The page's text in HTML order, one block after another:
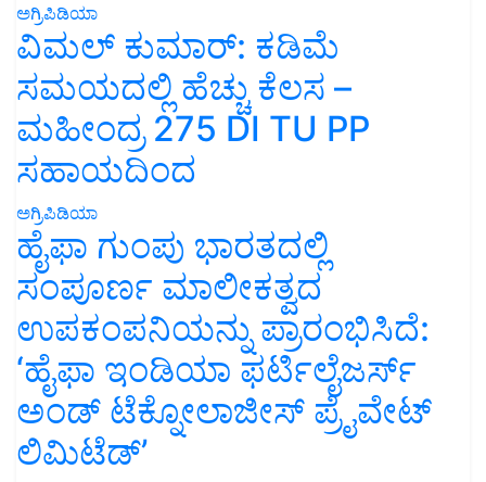
ಅಗ್ರಿಪಿಡಿಯಾ
ವಿಮಲ್ ಕುಮಾರ್: ಕಡಿಮೆ
ಸಮಯದಲ್ಲಿ ಹೆಚ್ಚು ಕೆಲಸ –
ಮಹೀಂದ್ರ 275 DI TU PP
ಸಹಾಯದಿಂದ
ಅಗ್ರಿಪಿಡಿಯಾ
ಹೈಫಾ ಗುಂಪು ಭಾರತದಲ್ಲಿ
ಸಂಪೂರ್ಣ ಮಾಲೀಕತ್ವದ
ಉಪಕಂಪನಿಯನ್ನು ಪ್ರಾರಂಭಿಸಿದೆ:
‘ಹೈಫಾ ಇಂಡಿಯಾ ಫರ್ಟಿಲೈಜರ್ಸ್
ಅಂಡ್ ಟೆಕ್ನೋಲಾಜೀಸ್ ಪ್ರೈವೇಟ್
ಲಿಮಿಟೆಡ್’